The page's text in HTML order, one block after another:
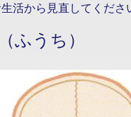
活から見直してくださ
ふうち）